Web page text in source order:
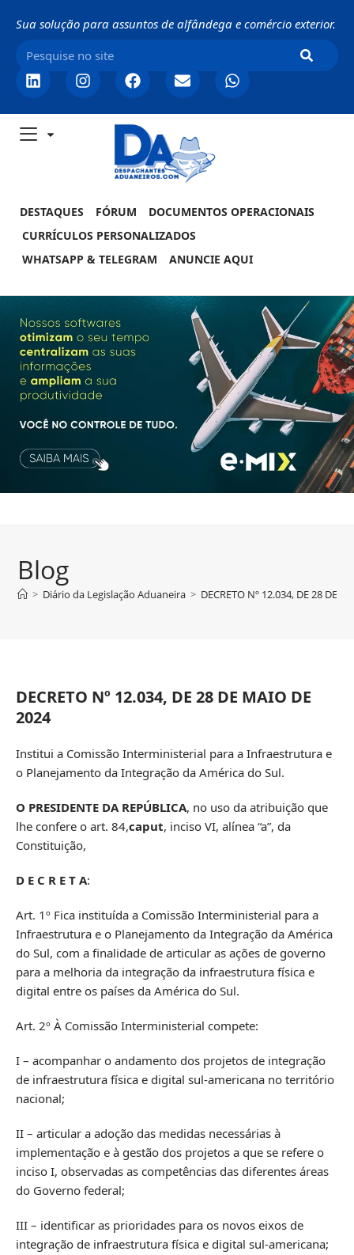
Sua solução para assuntos de alfândega e comércio exterior.
DESTAQUES FÓRUM
DOCUMENTOS OPERACIONAIS
CURRÍCULOS PERSONALIZADOS
WHATSAPP & TELEGRAM
ANUNCIE AQUI
Blog
> Diário da Legislação Aduaneira > DECRETO Nº 12.034, DE 28 DE
DECRETO Nº 12.034, DE 28 DE MAIO DE
2024
Institui a Comissão Interministerial para a Infraestrutura e
o Planejamento da Integração da América do Sul.
O PRESIDENTE DA REPÚBLICA, no uso da atribuição que
lhe confere o art. 84,caput, inciso VI, alínea “a”, da
Constituição,
D E C R E T A:
Art. 1º Fica instituída a Comissão Interministerial para a
Infraestrutura e o Planejamento da Integração da América
do Sul, com a finalidade de articular as ações de governo
para a melhoria da integração da infraestrutura física e
digital entre os países da América do Sul.
Art. 2º À Comissão Interministerial compete:
I – acompanhar o andamento dos projetos de integração
de infraestrutura física e digital sul-americana no território
nacional;
II – articular a adoção das medidas necessárias à
implementação e à gestão dos projetos a que se refere o
inciso I, observadas as competências das diferentes áreas
do Governo federal;
III – identificar as prioridades para os novos eixos de
integração de infraestrutura física e digital sul-americana;